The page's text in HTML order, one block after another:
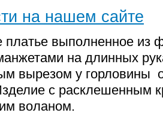
на нашем сайте
платье выполненное из
на длинных
вырезом у горловины
с расклешенным
воланом.